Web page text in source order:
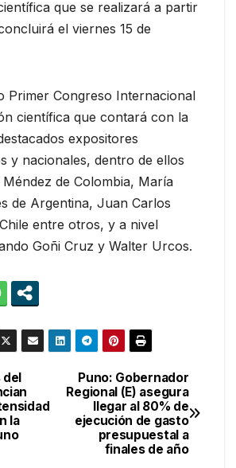
que se realizará a partir
el viernes 15 de
Primer Congreso Internacional
científica que contará con la
expositores
y nacionales, dentro de ellos
Méndez de Colombia, María
de Argentina, Juan Carlos
entre otros, y a nivel
Goñi Cruz y Walter Urcos.
Puno: Gobernador
Regional (E) asegura
llegar al 80% de
ejecución de gasto
presupuestal a
finales de año
del
la